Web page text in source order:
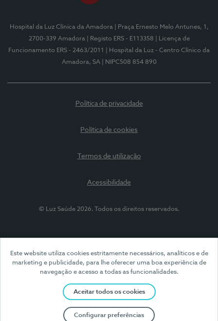
Este website utiliza cookies estritamente necessários, analíticos e de
marketing e publicidade, para lhe oferecer uma boa experiência de
navegação e acesso a todas as funcionalidades.
Aceitar todos os cookies
Configurar preferências
Hospital da Luz Clínica da Amadora
| Praça Ernesto Melo Antunes, 1,
2700-339 Amadora
| Registo ERS - E113358
| Licença de
Funcionamento ERS - 2463/2011
| Hospital da Luz - Centro Clínico da
Amadora, SA
| NIPC508 854 890
Política de privacidade
Política de cookies
Termos de utilização
Acessibilidade
© Luz Saúde 2026. Todos os direitos reservados.